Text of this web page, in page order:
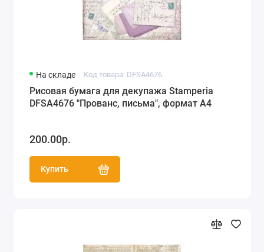
На складе Код товара: DFSA4676
Рисовая бумага для декупажа Stamperia
DFSA4676 "Прованс, письма", формат А4
200.00р.
Купить